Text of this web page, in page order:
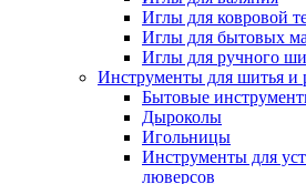
Иглы для ковровой
Иглы для бытовых
Иглы для ручного
Инструменты для шитья и
Бытовые
Дыроколы
Игольницы
Инструменты для
люверсов